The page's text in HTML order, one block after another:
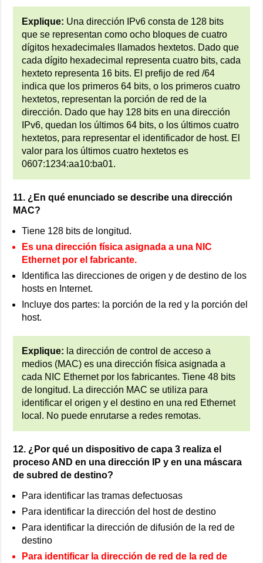
Explique: Una dirección IPv6 consta de 128 bits
que se representan como ocho bloques de cuatro
dígitos hexadecimales llamados hextetos. Dado que
cada dígito hexadecimal representa cuatro bits, cada
hexteto representa 16 bits. El prefijo de red /64
indica que los primeros 64 bits, o los primeros cuatro
hextetos, representan la porción de red de la
dirección. Dado que hay 128 bits en una dirección
IPv6, quedan los últimos 64 bits, o los últimos cuatro
hextetos, para representar el identificador de host. El
valor para los últimos cuatro hextetos es
0607:1234:aa10:ba01.
11. ¿En qué enunciado se describe una dirección
MAC?
Tiene 128 bits de longitud.
Es una dirección física asignada a una NIC
Ethernet por el fabricante.
Identifica las direcciones de origen y de destino de los
hosts en Internet.
Incluye dos partes: la porción de la red y la porción del
host.
Explique: la dirección de control de acceso a
medios (MAC) es una dirección física asignada a
cada NIC Ethernet por los fabricantes. Tiene 48 bits
de longitud. La dirección MAC se utiliza para
identificar el origen y el destino en una red Ethernet
local. No puede enrutarse a redes remotas.
12. ¿Por qué un dispositivo de capa 3 realiza el
proceso AND en una dirección IP y en una máscara
de subred de destino?
Para identificar las tramas defectuosas
Para identificar la dirección del host de destino
Para identificar la dirección de difusión de la red de
destino
Para identificar la dirección de red de la red de